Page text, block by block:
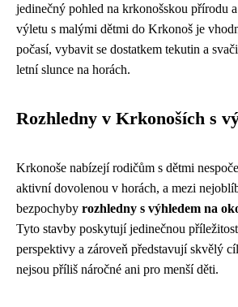
jedinečný pohled na krkonošskou přírodu
výletu s malými dětmi do Krkonoš je
počasí, vybavit se dostatkem tekutin a
letní slunce na horách.
Rozhledny v Krkonoších s
Krkonoše nabízejí rodičům s dětmi
aktivní dovolenou v horách, a mezi
bezpochyby rozhledny s výhledem na
Tyto stavby poskytují jedinečnou
perspektivy a zároveň představují skvělý
nejsou příliš náročné ani pro menší děti.